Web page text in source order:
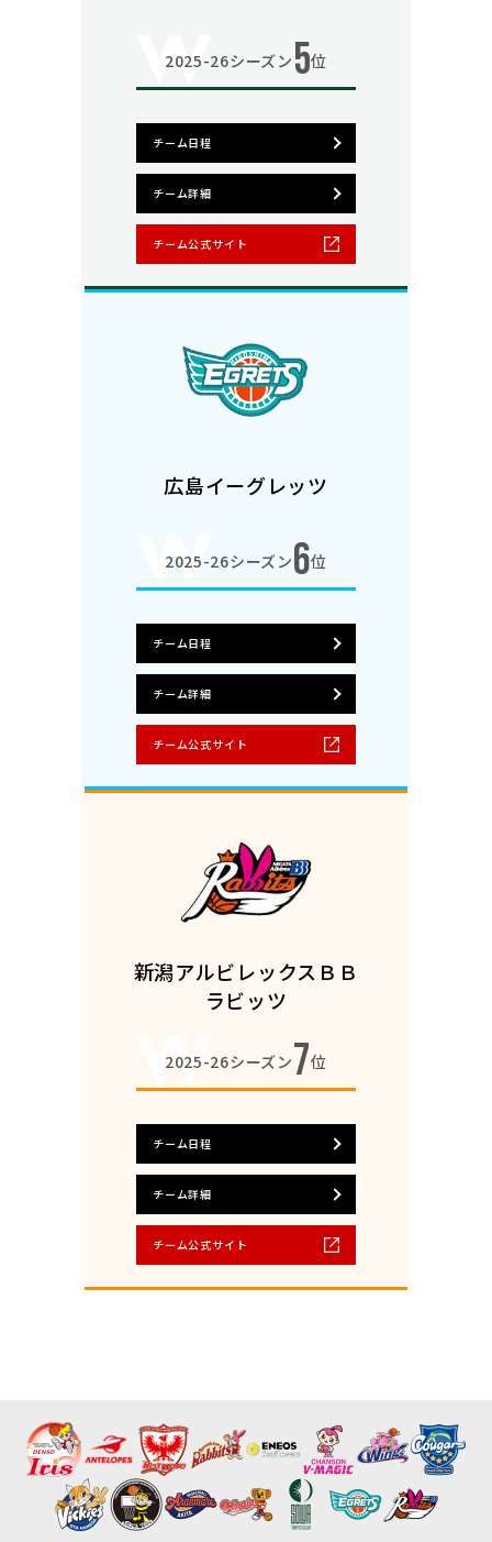
2025-26シーズン 5位
チーム日程
チーム詳細
チーム公式サイト
広島イーグレッツ
2025-26シーズン6位
チーム日程
チーム詳細
チーム公式サイト
新潟アルビレックスＢＢ
ラビッツ
2025-26シーズン7位
チーム日程
チーム詳細
チーム公式サイト